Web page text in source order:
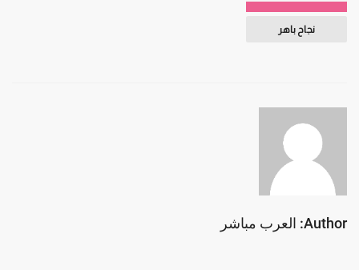
نجاح باهر
Author: العرب مباشر